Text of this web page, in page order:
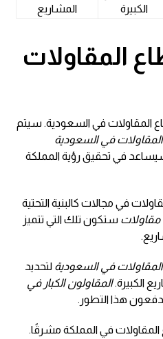
الكبيرة
المشاريع
المقاولات
المقاولات في السعودية. سيتم
في السعودية
في تحقيق رؤية المملكة
في مجالات كالبنية التحتية
ستكون تلك التي تتميز
في السعودية لتحديد
الكبيرة.المقاولون الكبار في
هذا التطور.
في المملكة مشرقًا.